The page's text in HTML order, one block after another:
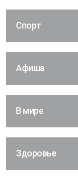
Спорт
Афиша
В мире
Здоровье